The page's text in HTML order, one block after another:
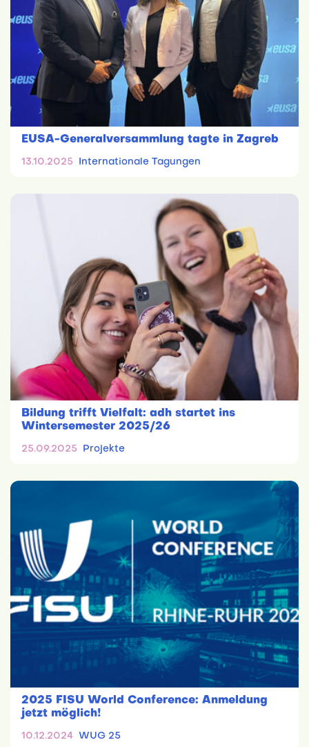
EUSA-Generalversammlung tagte in Zagreb
13.10.2025 Internationale Tagungen
Bildung trifft Vielfalt: adh startet ins
Wintersemester 2025/26
25.09.2025 Projekte
2025 FISU World Conference: Anmeldung
jetzt möglich!
10.12.2024 WUG 25